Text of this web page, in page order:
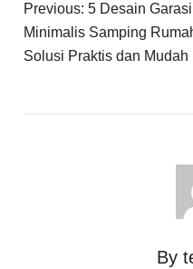
Previous: 5 Desain Garasi
Minimalis Samping
Solusi Praktis dan Mudah
By